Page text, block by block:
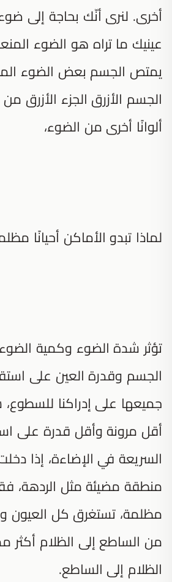
أخرى. لنرى أنّك بحاجة إلى
عينيك ما تراه هو الضوء
يمتص الجسم بعض الضوء
الجسم الأزرق الجزء الأزرق
ألوانًا أخرى من الضوء،
لماذا تبدو الأماكن أحيانًا
تؤثر شدة الضوء وكمية
الجسم وقدرة العين على
جميعها على إدراكنا
أقل مرونة وأقل قدرة على
السريعة في الإضاءة، إذا
منطقة مضيئة مثل الردهة،
مظلمة، تستغرق كل العيون
من الساطع إلى الظلام أكثر
الظلام إلى الساطع.